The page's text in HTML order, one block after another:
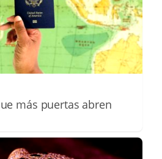
más puertas abren